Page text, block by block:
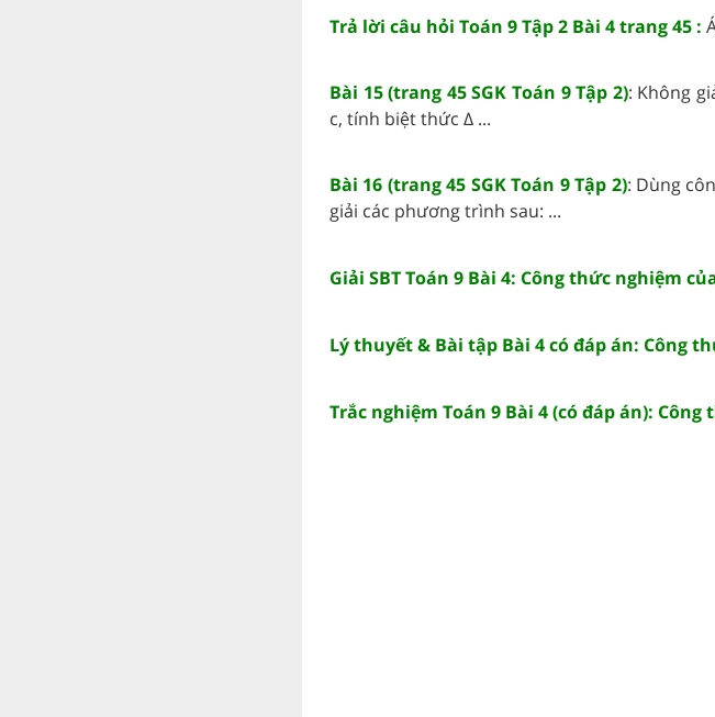
Trả lời câu hỏi Toán 9 Tập 2 Bài 4 trang 45 :
Bài 15 (trang 45 SGK Toán 9 Tập 2): Không
c, tính biệt thức Δ ...
Bài 16 (trang 45 SGK Toán 9 Tập 2): Dùng
giải các phương trình sau: ...
Giải SBT Toán 9 Bài 4: Công thức nghiệm
Lý thuyết & Bài tập Bài 4 có đáp án: Công
Trắc nghiệm Toán 9 Bài 4 (có đáp án):